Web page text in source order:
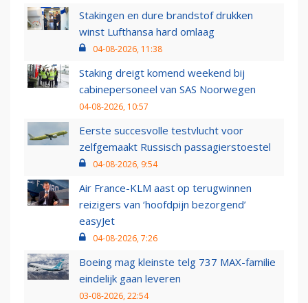
Stakingen en dure brandstof drukken
winst Lufthansa hard omlaag
04-08-2026, 11:38
Staking dreigt komend weekend bij
cabinepersoneel van SAS Noorwegen
04-08-2026, 10:57
Eerste succesvolle testvlucht voor
zelfgemaakt Russisch passagierstoestel
04-08-2026, 9:54
Air France-KLM aast op terugwinnen
reizigers van ‘hoofdpijn bezorgend’
easyJet
04-08-2026, 7:26
Boeing mag kleinste telg 737 MAX-familie
eindelijk gaan leveren
03-08-2026, 22:54